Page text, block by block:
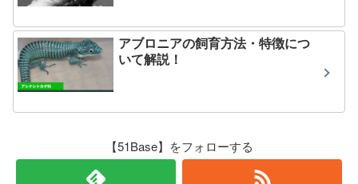
アブロニアの飼育方法・特徴につ
いて解説！
【51Base】をフォローする